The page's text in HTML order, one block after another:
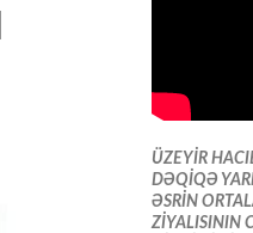
ÜZEYİR
DƏQİQƏ
ƏSRİN
ZİYALISININ